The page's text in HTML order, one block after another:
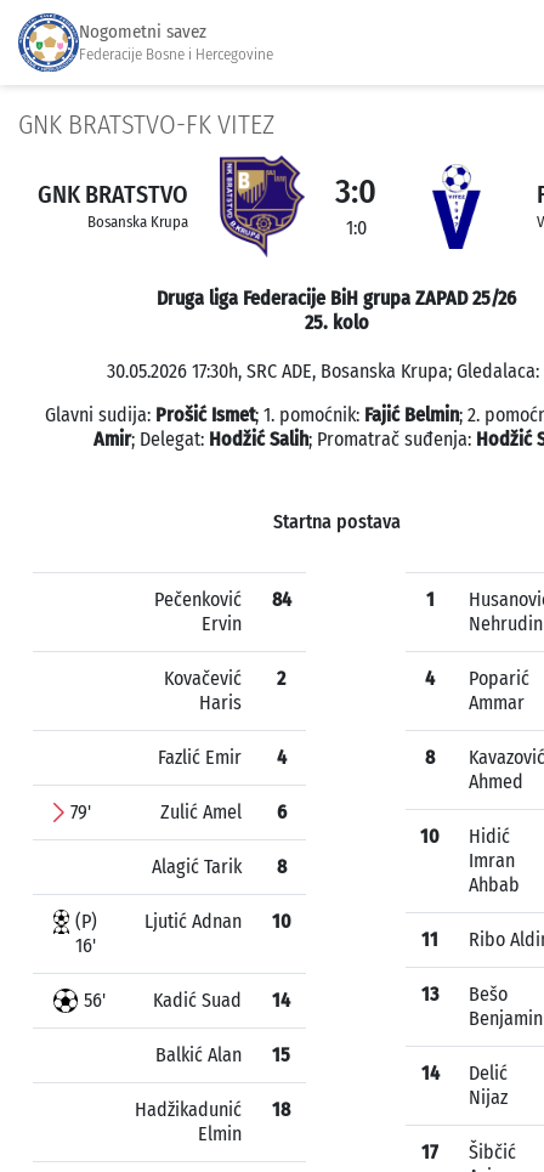
Nogometni savez
Federacije Bosne i Hercegovine
GNK BRATSTVO-FK VITEZ
GNK BRATSTVO
Bosanska Krupa
3:0
1:0
Druga liga Federacije BiH grupa ZAPAD 25/26
25. kolo
30.05.2026 17:30h, SRC ADE, Bosanska Krupa; Gledalaca:
Glavni sudija: Prošić Ismet; 1. pomoćnik: Fajić Belmin; 2.
Amir; Delegat: Hodžić Salih; Promatrač suđenja: Hodžić
Startna postava
Pečenković
Ervin
84
Kovačević
Haris
2
Fazlić Emir 4
79' Zulić Amel 6
Alagić Tarik 8
(P)
16'
Ljutić Adnan 10
56' Kadić Suad 14
Balkić Alan 15
Hadžikadunić
Elmin
18
1
Nehrudin
4
Poparić
Ammar
8
Kavazović
Ahmed
10
Hidić
Imran
Ahbab
11 Ribo
13
Bešo
Benjamin
14
Delić
Nijaz
17
Šibčić